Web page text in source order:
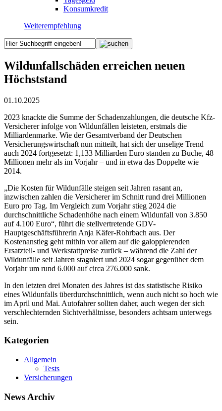
Konsumkredit
Weiterempfehlung
Wildunfallschäden erreichen neuen
Höchststand
01.10.2025
2023 knackte die Summe der Schadenzahlungen, die deutsche Kfz-
Versicherer infolge von Wildunfällen leisteten, erstmals die
Milliardenmarke. Wie der Gesamtverband der Deutschen
Versicherungswirtschaft nun mitteilt, hat sich der unselige Trend
auch 2024 fortgesetzt: 1,133 Milliarden Euro standen zu Buche, 48
Millionen mehr als im Vorjahr – und in etwa das Doppelte wie
2014.
„Die Kosten für Wildunfälle steigen seit Jahren rasant an,
inzwischen zahlen die Versicherer im Schnitt rund drei Millionen
Euro pro Tag. Im Vergleich zum Vorjahr stieg 2024 die
durchschnittliche Schadenhöhe nach einem Wildunfall von 3.850
auf 4.100 Euro“, führt die stellvertretende GDV-
Hauptgeschäftsführerin Anja Käfer-Rohrbach aus. Der
Kostenanstieg geht mithin vor allem auf die galoppierenden
Ersatzteil- und Werkstattpreise zurück – während die Zahl der
Wildunfälle seit Jahren stagniert und 2024 sogar gegenüber dem
Vorjahr um rund 6.000 auf circa 276.000 sank.
In den letzten drei Monaten des Jahres ist das statistische Risiko
eines Wildunfalls überdurchschnittlich, wenn auch nicht so hoch wie
im April und Mai. Autofahrer sollten daher, auch wegen der sich
verschlechternden Sichtverhältnisse, besonders achtsam unterwegs
sein.
Kategorien
Allgemein
Tests
Versicherungen
News Archiv